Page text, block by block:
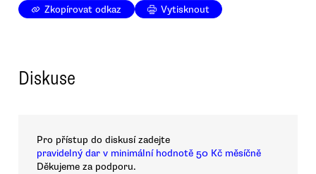
Zkopírovat odkaz Vytisknout
Diskuse
Pro přístup do diskusí zadejte
pravidelný dar v minimální hodnotě 50 Kč měsíčně
Děkujeme za podporu.